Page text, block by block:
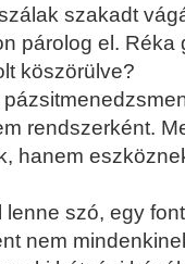
szakadt
párolog el. Réka
köszörülve?
rendszerként.
hanem
lenne szó, egy
nem